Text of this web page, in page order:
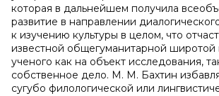
которая в дальнейшем получила
развитие в направлении
к изучению культуры в целом, что
известной общегуманитарной широтой
ученого как на объект исследования,
собственное дело. М. М. Бахтин
сугубо филологической или